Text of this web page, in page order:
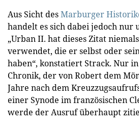
Aus Sicht desMarburger
handelt es sich dabei jedoch nur
„Urban II. hat dieses Zitat
verwendet, die er selbst oder
haben“, konstatiert Strack. Nur
Chronik, der von Robert dem
Jahre nach dem
einer Synode im französischen
werde der Ausruf überhaupt